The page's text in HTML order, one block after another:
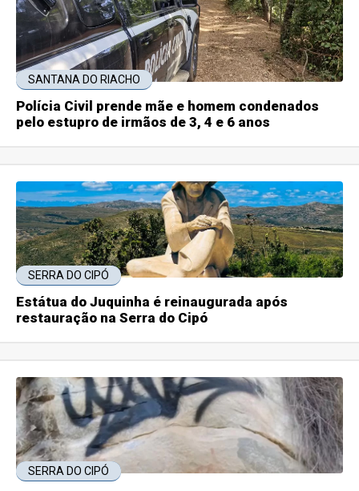
SANTANA DO RIACHO
Polícia Civil prende mãe e homem condenados
pelo estupro de irmãos de 3, 4 e 6 anos
SERRA DO CIPÓ
Estátua do Juquinha é reinaugurada após
restauração na Serra do Cipó
SERRA DO CIPÓ